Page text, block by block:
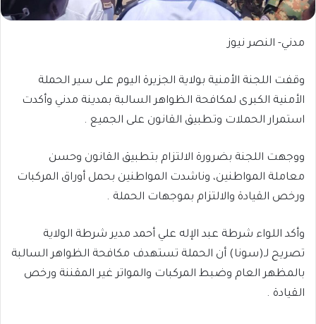
مدني- النصر نيوز
وقفت اللجنة الأمنية بولاية الجزيرة اليوم على سير الحملة
الأمنية الكبرى لمكافحة الظواهر السالبة بمدينة مدني وأكدت
استمرار الحملات وتطبيق القانون على الجميع .
ووجهت اللجنة بضرورة الالتزام بتطبيق القانون وحسن
معاملة المواطنين، وناشدت المواطنين بحمل أوراق المركبات
ورخص القيادة والالتزام بموجهات الحملة .
وأكد اللواء شرطة عبد الإله علي أحمد مدير شرطة الولاية
تصريح لـ(سونا) أن الحملة تستهدف مكافحة الظواهر السالبة
بالمظهر العام وضبط المركبات والمواتر غير المقننة ورخص
القيادة .